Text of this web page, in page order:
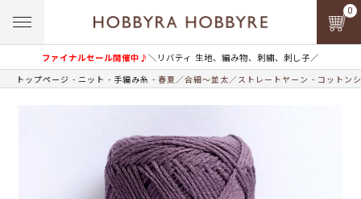
ファイナルセール開催中♪＼リバティ 生地、編み物、刺繍、刺し子／
0
トップページ ニット 手編み糸 春夏／合細～並太／ストレートヤーン コットン